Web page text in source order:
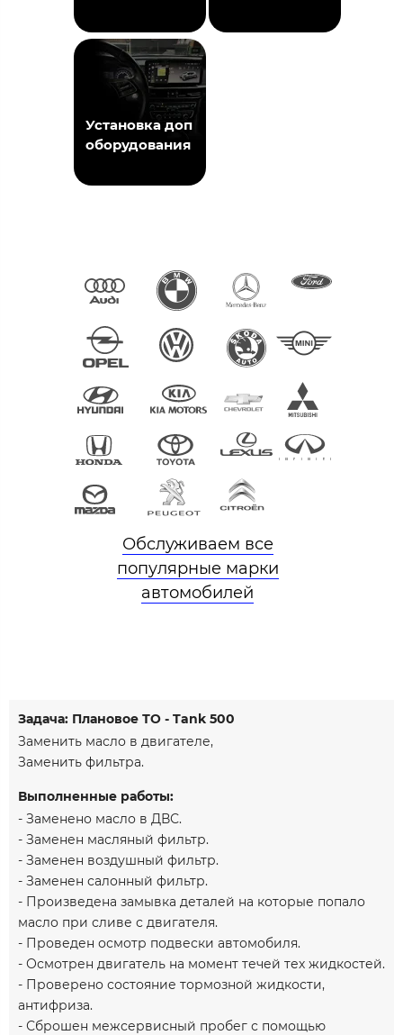
Установка доп
оборудования
Обслуживаем все
популярные марки
автомобилей
Задача: Плановое ТО - Tank 500
Заменить масло в двигателе,
Заменить фильтра.
Выполненные работы:
- Заменено масло в ДВС.
- Заменен масляный фильтр.
- Заменен воздушный фильтр.
- Заменен салонный фильтр.
- Произведена замывка деталей на которые попало
масло при сливе с двигателя.
- Проведен осмотр подвески автомобиля.
- Осмотрен двигатель на момент течей тех жидкостей.
- Проверено состояние тормозной жидкости,
антифриза.
- Сброшен межсервисный пробег с помощью